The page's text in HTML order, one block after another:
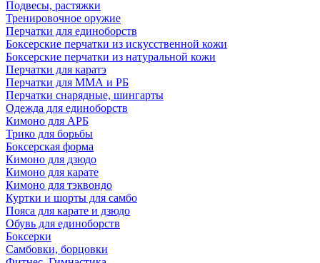
Подвесы, растяжки
Тренировочное оружие
Перчатки для единоборств
Боксерские перчатки из искусственной кожи
Боксерские перчатки из натуральной кожи
Перчатки для каратэ
Перчатки для ММА и РБ
Перчатки снарядные, шингарты
Одежда для единоборств
Кимоно для АРБ
Трико для борьбы
Боксерская форма
Кимоно для дзюдо
Кимоно для карате
Кимоно для тэквондо
Куртки и шорты для самбо
Пояса для карате и дзюдо
Обувь для единоборств
Боксерки
Самбовки, борцовки